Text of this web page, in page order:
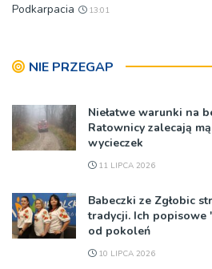
Podkarpacia
13:01
NIE PRZEGAP
Niełatwe warunki na
Ratownicy zalecają
wycieczek
11 LIPCA 2026
Babeczki ze Zgłobic
tradycji. Ich popisowe
od pokoleń
10 LIPCA 2026